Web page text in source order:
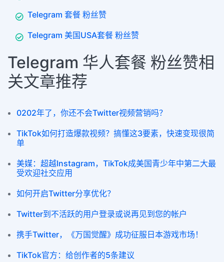
Telegram 套餐 粉丝赞
Telegram 美国USA套餐 粉丝赞
Telegram 华人套餐 粉丝赞相
关文章推荐
0202年了，你还不会Twitter视频营销吗？
TikTok如何打造爆款视频？搞懂这3要素，快速变现很简
单
美媒：超越Instagram，TikTok成美国青少年中第二大最
受欢迎社交应用
如何开启Twitter分享优化？
Twitter到不活跃的用户登录或说再见到您的帐户
携手Twitter，《万国觉醒》成功征服日本游戏市场！
TikTok官方：给创作者的5条建议